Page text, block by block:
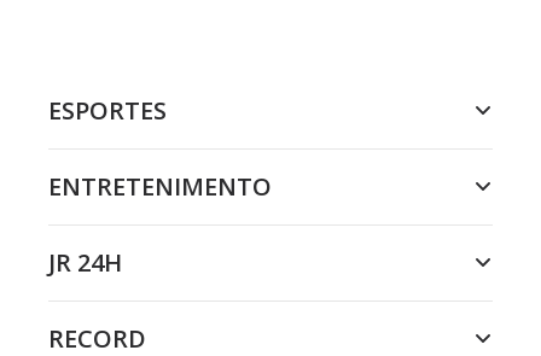
ESPORTES
ENTRETENIMENTO
JR 24H
RECORD